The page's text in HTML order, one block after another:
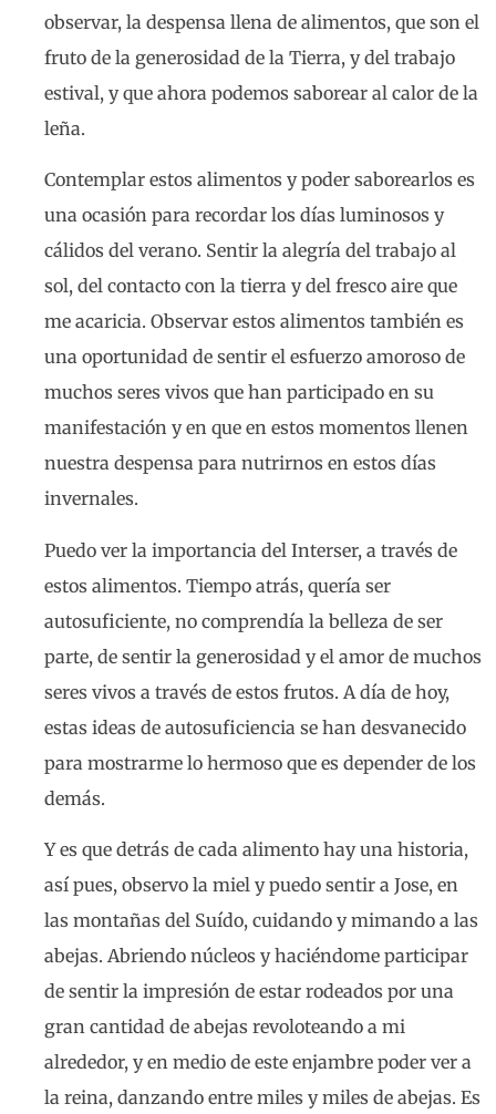
observar, la despensa llena de alimentos, que son el
fruto de la generosidad de la Tierra, y del trabajo
estival, y que ahora podemos saborear al calor de la
leña.
Contemplar estos alimentos y poder saborearlos es
una ocasión para recordar los días luminosos y
cálidos del verano. Sentir la alegría del trabajo al
sol, del contacto con la tierra y del fresco aire que
me acaricia. Observar estos alimentos también es
una oportunidad de sentir el esfuerzo amoroso de
muchos seres vivos que han participado en su
manifestación y en que en estos momentos llenen
nuestra despensa para nutrirnos en estos días
invernales.
Puedo ver la importancia del Interser, a través de
estos alimentos. Tiempo atrás, quería ser
autosuficiente, no comprendía la belleza de ser
parte, de sentir la generosidad y el amor de muchos
seres vivos a través de estos frutos. A día de hoy,
estas ideas de autosuficiencia se han desvanecido
para mostrarme lo hermoso que es depender de los
demás.
Y es que detrás de cada alimento hay una historia,
así pues, observo la miel y puedo sentir a Jose, en
las montañas del Suído, cuidando y mimando a las
abejas. Abriendo núcleos y haciéndome participar
de sentir la impresión de estar rodeados por una
gran cantidad de abejas revoloteando a mi
alrededor, y en medio de este enjambre poder ver a
la reina, danzando entre miles y miles de abejas. Es